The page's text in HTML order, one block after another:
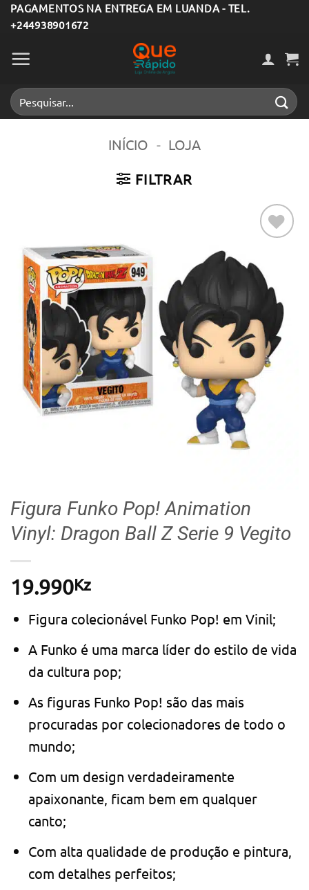
Skip
to
content
PAGAMENTOS NA ENTREGA EM LUANDA - TEL.
+244938901672
Pesquisar
por:
INÍCIO - LOJA
FILTRAR
aos meus
desejos
Figura Funko Pop! Animation
Vinyl: Dragon Ball Z Serie 9 Vegito
19.990Kz
Figura colecionável Funko Pop! em Vinil;
A Funko é uma marca líder do estilo de vida
da cultura pop;
As figuras Funko Pop! são das mais
procuradas por colecionadores de todo o
mundo;
Com um design verdadeiramente
apaixonante, ficam bem em qualquer
canto;
Com alta qualidade de produção e pintura,
com detalhes perfeitos;